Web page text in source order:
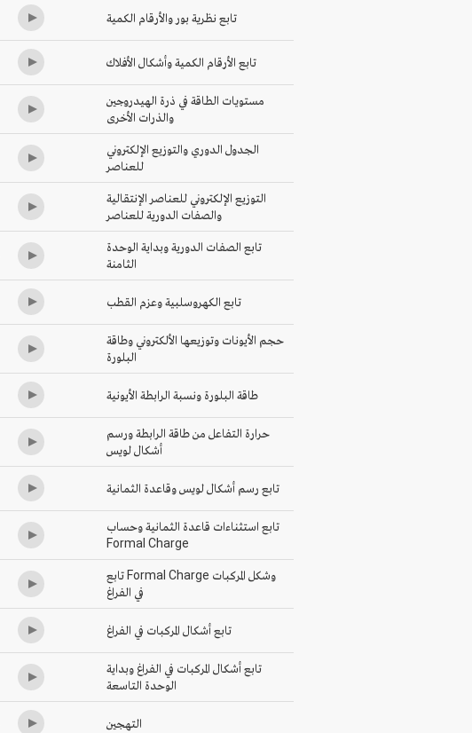
تابع نظرية بور والأرقام الكمية
تابع الأرقام الكمية وأشكال الأفلاك
مستويات الطاقة في ذرة الهيدروجين
والذرات الأخرى
الجدول الدوري والتوزيع الإلكتروني
للعناصر
التوزيع الإلكتروني للعناصر الإنتقالية
والصفات الدورية للعناصر
تابع الصفات الدورية وبداية الوحدة
الثامنة
تابع الكهروسلبية وعزم القطب
حجم الأيونات وتوزيعها الألكتروني وطاقة
البلورة
طاقة البلورة ونسبة الرابطة الأيونية
حرارة التفاعل من طاقة الرابطة ورسم
أشكال لويس
تابع رسم أشكال لويس وقاعدة الثمانية
تابع استثناءات قاعدة الثمانية وحساب
Formal Charge
تابع Formal Charge وشكل المركبات
في الفراغ
تابع أشكال المركبات في الفراغ
تابع أشكال المركبات في الفراغ وبداية
الوحدة التاسعة
التهجين